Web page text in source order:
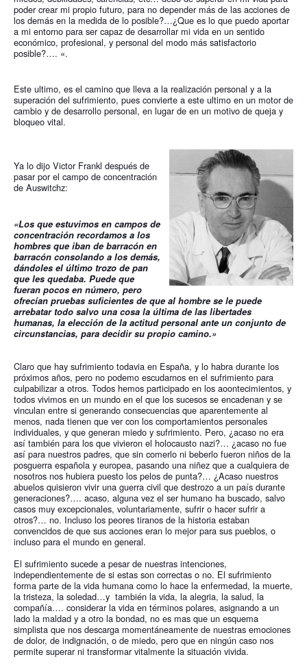
poder crear mi propio futuro, para no depender más de las acciones de
los demás en la medida de lo posible?…¿Que es lo que puedo aportar
a mi entorno para ser capaz de desarrollar mi vida en un sentido
económico, profesional, y personal del modo más satisfactorio
posible?…. «.
Este ultimo, es el camino que lleva a la realización personal y a la
superación del sufrimiento, pues convierte a este ultimo en un motor de
cambio y de desarrollo personal, en lugar de en un motivo de queja y
bloqueo vital.
Ya lo dijo Victor Frankl después de
pasar por el campo de concentración
de Auswitchz:
«Los que estuvimos en campos de
concentración recordamos a los
hombres que iban de barracón en
barracón consolando a los demás,
dándoles el último trozo de pan
que les quedaba. Puede que
fueran pocos en número, pero
ofrecían pruebas suficientes de que al hombre se le puede
arrebatar todo salvo una cosa la última de las libertades
humanas, la elección de la actitud personal ante un conjunto de
circunstancias, para decidir su propio camino.»
Claro que hay sufrimiento todavia en España, y lo habra durante los
próximos años, pero no podemo escudarnos en el sufrimiento para
culpabilizar a otros. Todos hemos participado en los aoontecimientos, y
todos vivimos en un mundo en el que los sucesos se encadenan y se
vinculan entre si generando consecuencias que aparentemente al
menos, nada tienen que ver con los comportamientos personales
individuales, y que generan miedo y sufrimiento. Pero, ¿acaso no era
así también para los que vivieron el holocausto nazi?… ¿acaso no fue
así para nuestros padres, que sin comerlo ni beberlo fueron niños de la
posguerra española y europea, pasando una niñez que a cualquiera de
nosotros nos hubiera puesto los pelos de punta?… ¿Acaso nuestros
abuelos quisieron vivir una guerra civil que destrozo a un país durante
generaciones?…. acaso, alguna vez el ser humano ha buscado, salvo
casos muy excepcionales, voluntariamente, sufrir o hacer sufrir a
otros?… no. Incluso los peores tiranos de la historia estaban
convencidos de que sus acciones eran lo mejor para sus pueblos, o
incluso para el mundo en general.
El sufrimiento sucede a pesar de nuestras intenciones,
independientemente de si estas son correctas o no. El sufrimiento
forma parte de la vida humana como lo hace la enfermedad, la muerte,
la tristeza, la soledad…y  también la vida, la alegria, la salud, la
compañía…. considerar la vida en términos polares, asignando a un
lado la maldad y a otro la bondad, no es mas que un esquema
simplista que nos descarga momentáneamente de nuestras emociones
de dolor, de indignación, o de miedo, pero que en ningún caso nos
permite superar ni transformar vitalmente la situación vivida.